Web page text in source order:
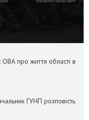
про життя області в
ГУНП розповість